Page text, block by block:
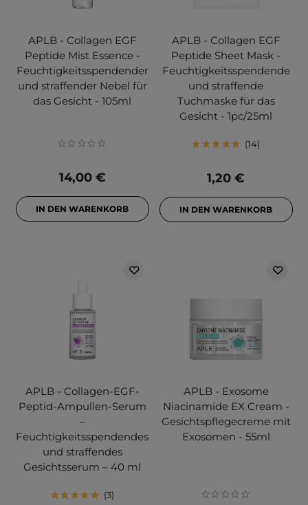
APLB - Collagen EGF
Peptide Mist Essence -
Feuchtigkeitsspendender
und straffender Nebel für
das Gesicht - 105ml
14,00 €
IN DEN WARENKORB
APLB - Collagen EGF
Peptide Sheet Mask -
Feuchtigkeitsspendende
und straffende
Tuchmaske für das
Gesicht - 1pc/25ml
14
1,20 €
IN DEN WARENKORB
APLB - Collagen-EGF-
Peptid-Ampullen-Serum
–
Feuchtigkeitsspendendes
und straffendes
Gesichtsserum – 40 ml
3
APLB - Exosome
Niacinamide EX Cream -
Gesichtspflegecreme mit
Exosomen - 55ml